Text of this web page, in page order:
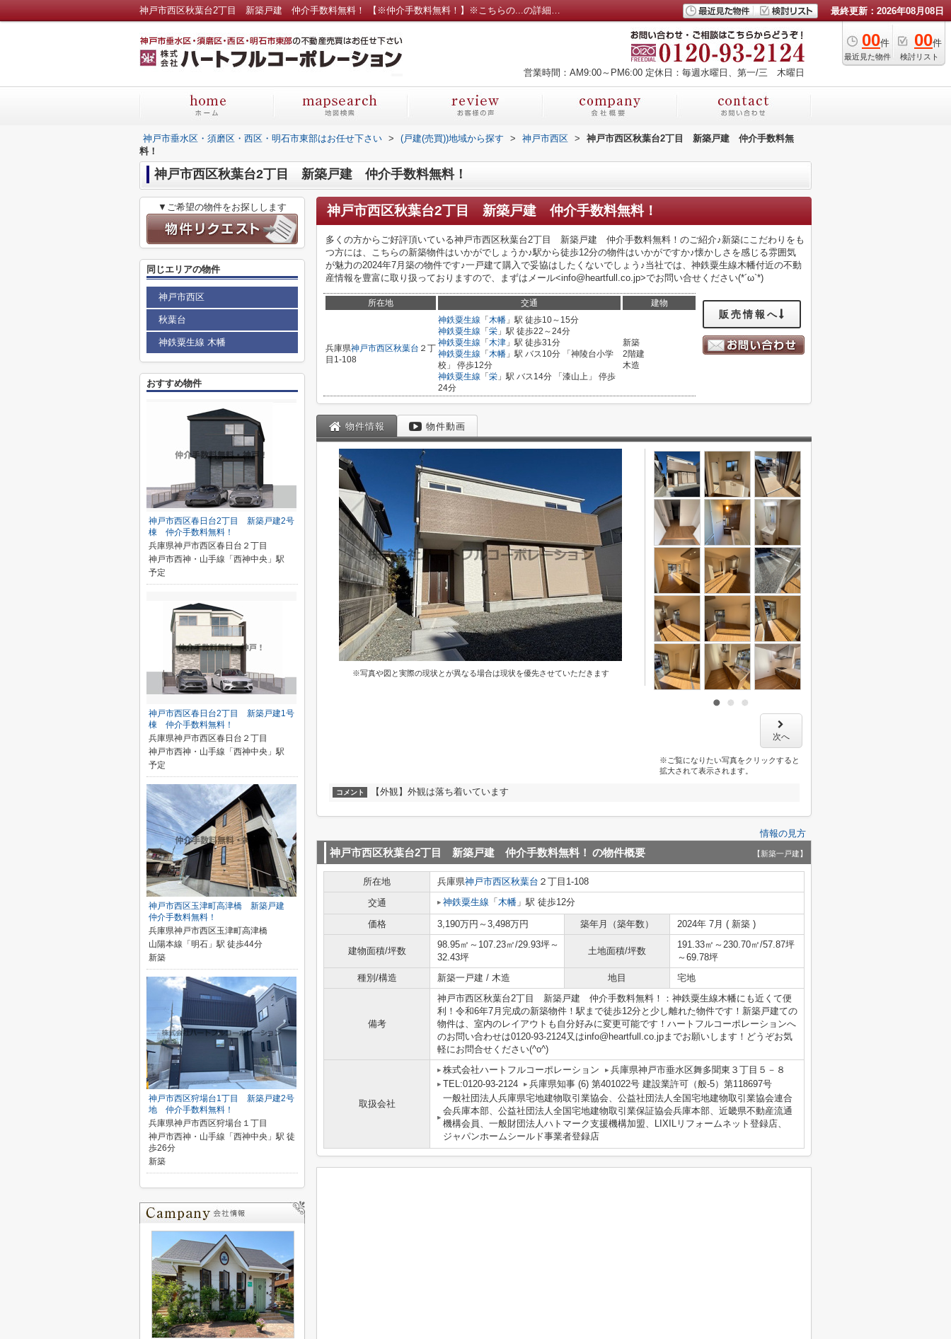
神戸市西区秋葉台2丁目 新築戸建 仲介手数料無料！ 【※仲介手数料無料！】※こちらの...の詳細ページ／神戸市の新築一戸建ては仲介手数料無料のハートフルコーポレーションへ 最終更新：2026年08月08日
00件
最近見た物件
00件
検討リスト
営業時間：AM9:00～PM6:00 定休日：毎週水曜日、第一/三 木曜日
神戸市垂水区・須磨区・西区・明石市東部はお任せ下さい > (戸建(売買))地域から探す > 神戸市西区 >
神戸市西区秋葉台2丁目 新築戸建 仲介手数料無
料！
神戸市西区秋葉台2丁目 新築戸建 仲介手数料無料！
神戸市西区秋葉台2丁目 新築戸建 仲介手数料無料！
多くの方からご好評頂いている神戸市西区秋葉台2丁目 新築戸建 仲介手数料無料！のご紹介♪新築にこだわりをも
つ方には、こちらの新築物件はいかがでしょうか♪駅から徒歩12分の物件はいかがですか♪懐かしさを感じる雰囲気
が魅力の2024年7月築の物件です♪一戸建て購入で妥協はしたくないでしょう♪当社では、神鉄粟生線木幡付近の不動
産情報を豊富に取り扱っておりますので、まずはメール<info@heartfull.co.jp>でお問い合せください(*´ω`*)
所在地 交通 建物
兵庫県神戸市西区秋葉台 ２丁
目1-108
神鉄粟生線 「 木幡 」駅 徒歩10～15分
神鉄粟生線 「 栄 」駅 徒歩22～24分
神鉄粟生線 「 木津 」駅 徒歩31分
神鉄粟生線 「 木幡 」駅 バス10分 「神陵台小学
校」 停歩12分
神鉄粟生線 「 栄 」駅 バス14分 「漆山上」 停歩
24分
新築
2階建
木造
販売情報へ
物件情報 物件動画
※写真や図と実際の現状とが異なる場合は現状を優先させていただきます
次へ
※ご覧になりたい写真をクリックすると
拡大されて表示されます。
コメント 【外観】外観は落ち着いています
情報の見方
神戸市西区秋葉台2丁目 新築戸建 仲介手数料無料！ の物件概要 【新築一戸建】
所在地 兵庫県神戸市西区秋葉台 ２丁目1-108
交通
神鉄粟生線 「 木幡 」駅 徒歩12分
価格 3,190万円～3,498万円 築年月（築年数） 2024年 7月 ( 新築 )
建物面積/坪数
98.95㎡～107.23㎡/29.93坪～
32.43坪
土地面積/坪数
191.33㎡～230.70㎡/57.87坪
～69.78坪
種別/構造
新築一戸建 / 木造 地目 宅地
備考
神戸市西区秋葉台2丁目 新築戸建 仲介手数料無料！：神鉄粟生線木幡にも近くて便
利！令和6年7月完成の新築物件！駅まで徒歩12分と少し離れた物件です！新築戸建ての
物件は、室内のレイアウトも自分好みに変更可能です！ハートフルコーポレーションへ
のお問い合わせは0120-93-2124又はinfo@heartfull.co.jpまでお願いします！どうぞお気
軽にお問合せください(^o^)
取扱会社
株式会社ハートフルコーポレーション
兵庫県神戸市垂水区舞多聞東３丁目５－８
TEL:0120-93-2124
兵庫県知事 (6) 第401022号 建設業許可（般-5）第118697号
一般社団法人兵庫県宅地建物取引業協会、公益社団法人全国宅地建物取引業協会連合
会兵庫本部、公益社団法人全国宅地建物取引業保証協会兵庫本部、近畿県不動産流通
機構会員、一般財団法人ハトマーク支援機構加盟、LIXILリフォームネット登録店、
ジャパンホームシールド事業者登録店
▼ご希望の物件をお探しします
同じエリアの物件
神戸市西区
秋葉台
神鉄粟生線 木幡
おすすめ物件
神戸市西区春日台2丁目 新築戸建2号
棟 仲介手数料無料！
兵庫県神戸市西区春日台２丁目
神戸市西神・山手線「西神中央」駅
予定
神戸市西区春日台2丁目 新築戸建1号
棟 仲介手数料無料！
兵庫県神戸市西区春日台２丁目
神戸市西神・山手線「西神中央」駅
予定
神戸市西区玉津町高津橋 新築戸建
仲介手数料無料！
兵庫県神戸市西区玉津町高津橋
山陽本線「明石」駅 徒歩44分
新築
神戸市西区狩場台1丁目 新築戸建2号
地 仲介手数料無料！
兵庫県神戸市西区狩場台１丁目
神戸市西神・山手線「西神中央」駅 徒
歩26分
新築